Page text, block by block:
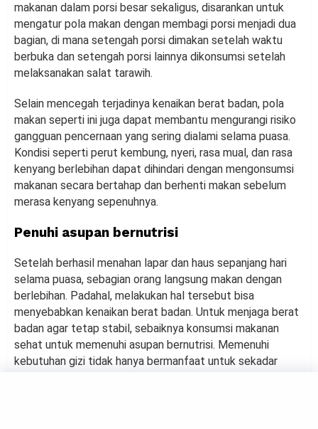
makanan dalam porsi besar sekaligus, disarankan untuk
mengatur pola makan dengan membagi porsi menjadi dua
bagian, di mana setengah porsi dimakan setelah waktu
berbuka dan setengah porsi lainnya dikonsumsi setelah
melaksanakan salat tarawih.
Selain mencegah terjadinya kenaikan berat badan, pola
makan seperti ini juga dapat membantu mengurangi risiko
gangguan pencernaan yang sering dialami selama puasa.
Kondisi seperti perut kembung, nyeri, rasa mual, dan rasa
kenyang berlebihan dapat dihindari dengan mengonsumsi
makanan secara bertahap dan berhenti makan sebelum
merasa kenyang sepenuhnya.
Penuhi asupan bernutrisi
Setelah berhasil menahan lapar dan haus sepanjang hari
selama puasa, sebagian orang langsung makan dengan
berlebihan. Padahal, melakukan hal tersebut bisa
menyebabkan kenaikan berat badan. Untuk menjaga berat
badan agar tetap stabil, sebaiknya konsumsi makanan
sehat untuk memenuhi asupan bernutrisi. Memenuhi
kebutuhan gizi tidak hanya bermanfaat untuk sekadar